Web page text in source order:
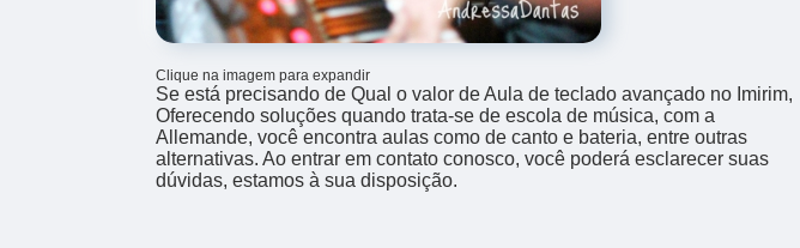
Clique na imagem para expandir
Se está precisando de Qual o valor de Aula de teclado avançado no Imirim,
Oferecendo soluções quando trata-se de escola de música, com a
Allemande, você encontra aulas como de canto e bateria, entre outras
alternativas. Ao entrar em contato conosco, você poderá esclarecer suas
dúvidas, estamos à sua disposição.